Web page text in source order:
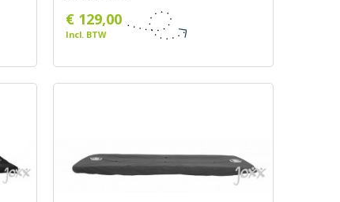
€ 129,00
Incl. BTW